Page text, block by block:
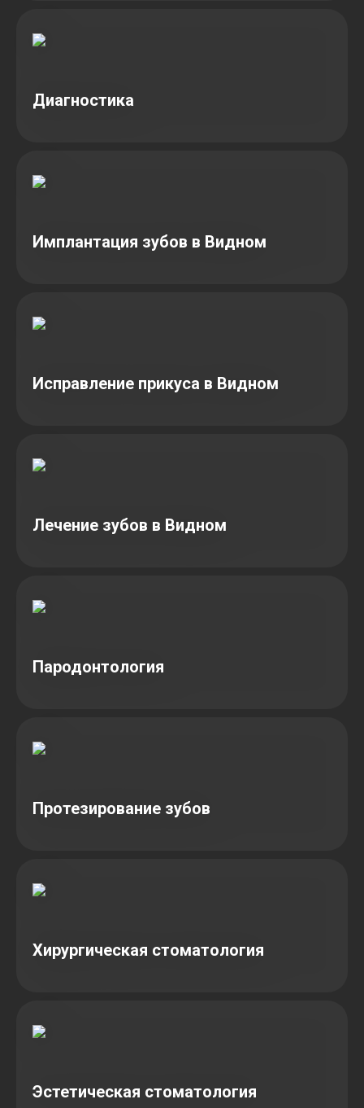
Диагностика
Имплантация зубов в Видном
Исправление прикуса в Видном
Лечение зубов в Видном
Пародонтология
Протезирование зубов
Хирургическая стоматология
Эстетическая стоматология